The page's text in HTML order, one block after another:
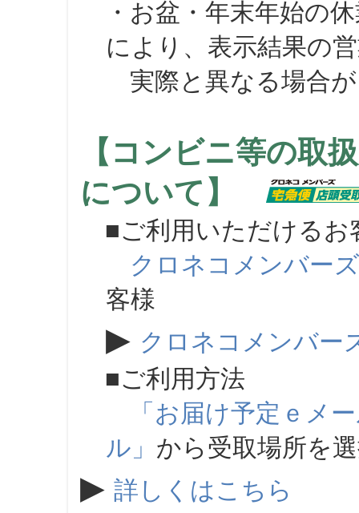
・お盆・年末年始の
により、表示結果の
実際と異なる場合が
【コンビニ等の取
について】
■ご利用いただけるお
クロネコメンバーズ
客様
▶ クロネコメンバー
■ご利用方法
「お届け予定ｅメ
ル」 から受取場所を
▶ 詳しくはこちら